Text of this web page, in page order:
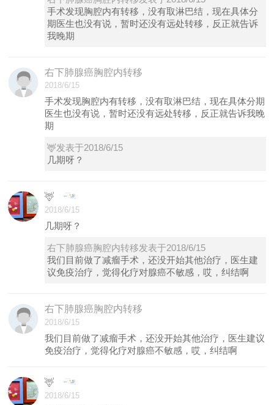
手术发现胸腔内有转移，没有取淋巴结，现在具体分
期医生也没有说，暂时还没有远处转移，反正就告诉
我晚期
右下肺腺癌胸腔内转移
2018/6/15
手术发现胸腔内有转移，没有取淋巴结，现在具体分期
医生也没有说，暂时还没有远处转移，反正就告诉我晚
期
🦌发表于2018/6/15
几期呀？
🦌
2018/6/15
几期呀？
右下肺腺癌胸腔内转移发表于2018/6/15
我们目前做了减瘤手术，还没开始其他治疗，医生建
议免疫治疗，觉得化疗对腺癌不敏感，哎，纠结啊
右下肺腺癌胸腔内转移
2018/6/15
我们目前做了减瘤手术，还没开始其他治疗，医生建议
免疫治疗，觉得化疗对腺癌不敏感，哎，纠结啊
🦌
2018/6/15